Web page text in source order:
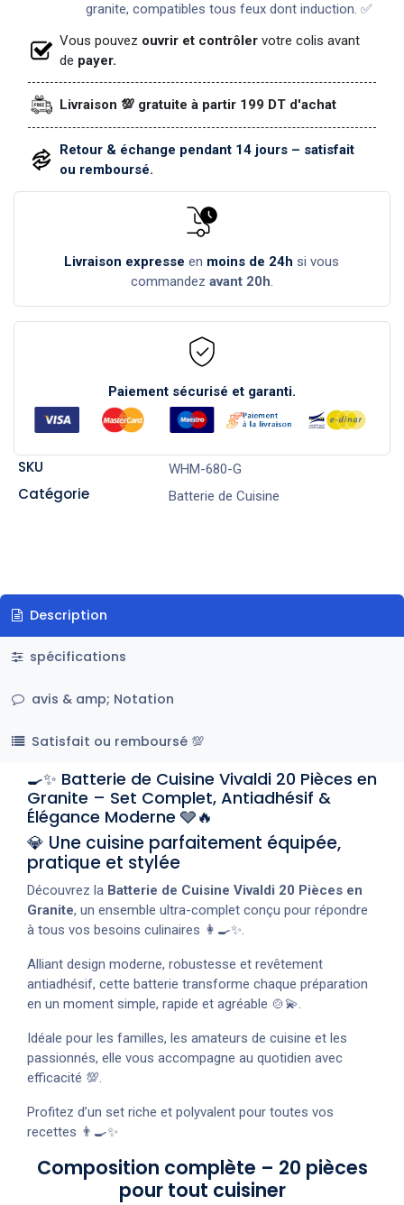
granite, compatibles tous feux dont induction. ✅
Vous pouvez ouvrir et contrôler votre colis avant
de payer.
Livraison 💯 gratuite à partir 199 DT d'achat
Retour & échange pendant 14 jours – satisfait
ou remboursé.
Livraison expresse en moins de 24h si vous
commandez avant 20h.
Paiement sécurisé et garanti.
SKU WHM-680-G
Catégorie Batterie de Cuisine
Description
spécifications
avis & amp; Notation
Satisfait ou remboursé 💯
🍳✨ Batterie de Cuisine Vivaldi 20 Pièces en
Granite – Set Complet, Antiadhésif &
Élégance Moderne 🩶🔥
💎 Une cuisine parfaitement équipée,
pratique et stylée
Découvrez la Batterie de Cuisine Vivaldi 20 Pièces en
Granite, un ensemble ultra-complet conçu pour répondre
à tous vos besoins culinaires 👩‍🍳✨.
Alliant design moderne, robustesse et revêtement
antiadhésif, cette batterie transforme chaque préparation
en un moment simple, rapide et agréable 🍲💫.
Idéale pour les familles, les amateurs de cuisine et les
passionnés, elle vous accompagne au quotidien avec
efficacité 💯.
Profitez d’un set riche et polyvalent pour toutes vos
recettes 👨‍🍳✨
Composition complète – 20 pièces
pour tout cuisiner